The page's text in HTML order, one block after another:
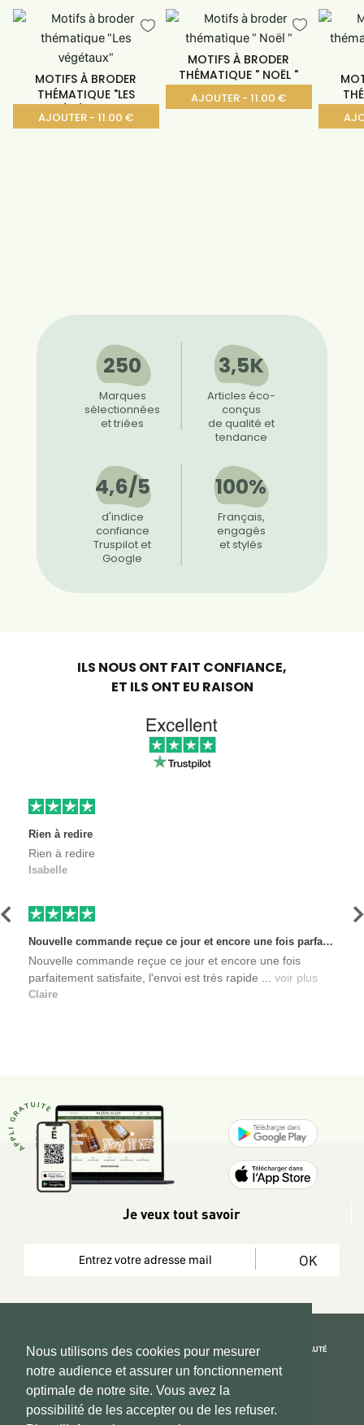
Nous utilisons des cookies pour mesurer
notre audience et assurer un fonctionnement
optimale de notre site. Vous avez la
possibilité de les accepter ou de les refuser.
MOTIFS À BRODER
THÉMATIQUE "LES
VÉGÉTAUX"
AJOUTER - 11.00 €
MOTIFS À BRODER
THÉMATIQUE " NOËL "
AJOUTER - 11.00 €
250
Marques
sélectionnées
et triées
3,5K
Articles éco-
conçus
de qualité et
tendance
4,6/5
d'indice
confiance
Truspilot et
Google
100%
Français,
engagés
et stylés
ILS NOUS ONT FAIT CONFIANCE,
ET ILS ONT EU RAISON
Rien à redire
Rien à redire
Isabelle
Nouvelle commande reçue ce jour et encore une fois parfaitement satisfaite, l'envoi est très rapide et les produits sont toujours conditionnés de manière personnalisés. L'avantage de commander auprès de créateurs indépendants.
Nouvelle commande reçue ce jour et encore une fois
parfaitement satisfaite, l'envoi est très rapide ... voir plus
Claire
Précédent
Je veux tout savoir
OK
Copyright 2026 © www.hadeen-place.fr
Based on Kate&You MarketPlace’ solution
REJOIGNEZ LA COMMUNAUTÉ